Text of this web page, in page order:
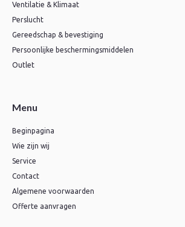
Ventilatie & Klimaat
Perslucht
Gereedschap & bevestiging
Persoonlijke beschermingsmiddelen
Outlet
Menu
Beginpagina
Wie zijn wij
Service
Contact
Algemene voorwaarden
Offerte aanvragen